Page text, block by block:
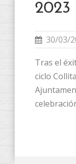
2023
30/03/
Tras el
ciclo